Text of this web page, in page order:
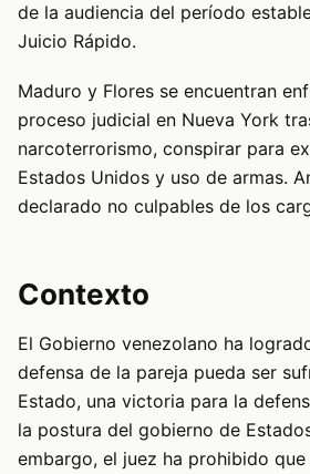
de la audiencia del período
Juicio Rápido.
Maduro y Flores se encuentran
proceso judicial en Nueva York
narcoterrorismo, conspirar para
Estados Unidos y uso de armas.
declarado no culpables de los
Contexto
El Gobierno venezolano ha
defensa de la pareja pueda ser
Estado, una victoria para la
la postura del gobierno de
embargo, el juez ha prohibido que